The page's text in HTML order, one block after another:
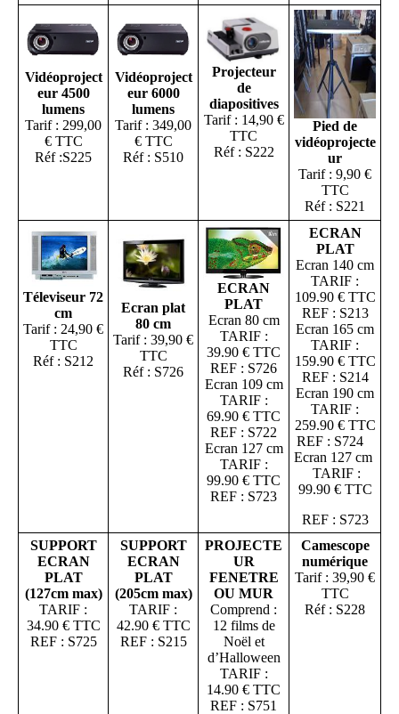
Vidéoproject
eur 4500
lumens
Tarif : 299,00
€ TTC
Réf :S225
Vidéoproject
eur 6000
lumens
Tarif : 349,00
€ TTC
Réf : S510
Projecteur
de
diapositives
Tarif : 14,90 €
TTC
Réf : S222
Pied de
vidéoprojecte
ur
Tarif : 9,90 €
TTC
Réf : S221
Téleviseur 72
cm
Tarif : 24,90 €
TTC
Réf : S212
Ecran plat
80 cm
Tarif : 39,90 €
TTC
Réf : S726
ECRAN
PLAT
Ecran 80 cm
TARIF :
39.90 € TTC
REF : S726
Ecran 109 cm
TARIF :
69.90 € TTC
REF : S722
Ecran 127 cm
TARIF :
99.90 € TTC
REF : S723
ECRAN
PLAT
Ecran 140 cm
TARIF :
109.90 € TTC
REF : S213
Ecran 165 cm
TARIF :
159.90 € TTC
REF : S214
Ecran 190 cm
TARIF :
259.90 € TTC
REF : S724
Ecran 127 cm
TARIF :
99.90 € TTC
REF : S723
SUPPORT
ECRAN
PLAT
(127cm max)
TARIF :
34.90 € TTC
REF : S725
SUPPORT
ECRAN
PLAT
(205cm max)
TARIF :
42.90 € TTC
REF : S215
PROJECTE
UR
FENETRE
OU MUR
Comprend :
12 films de
Noël et
d’Halloween
TARIF :
14.90 € TTC
REF : S751
Camescope
numérique
Tarif : 39,90 €
TTC
Réf : S228